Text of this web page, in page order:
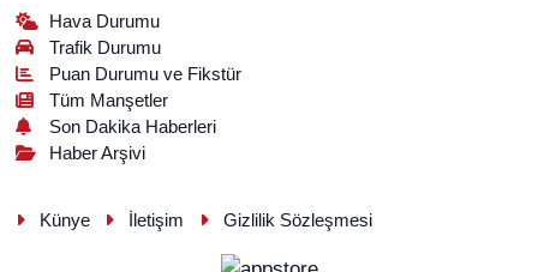
Hava Durumu
Trafik Durumu
Puan Durumu ve Fikstür
Tüm Manşetler
Son Dakika Haberleri
Haber Arşivi
Künye İletişim Gizlilik Sözleşmesi